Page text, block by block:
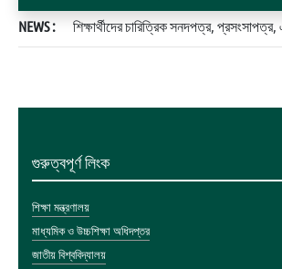
NEWS : শিক্ষার্থীদের চারিত্রিক সনদপত্র,
গুরুত্বপূর্ণ লিংক
শিক্ষা মন্ত্রণালয়
মাধ্যমিক ও উচ্চশিক্ষা অধিদপ্তর
জাতীয় বিশ্ববিদ্যালয়